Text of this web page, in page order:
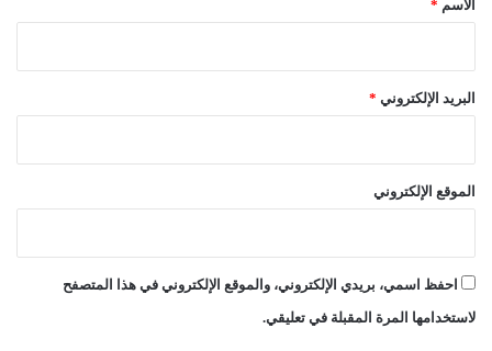
ي
الاسم *
البريد الإلكتروني *
الموقع الإلكتروني
احفظ اسمي، بريدي الإلكتروني، والموقع الإلكتروني في هذا المتصفح
لاستخدامها المرة المقبلة في تعليقي.